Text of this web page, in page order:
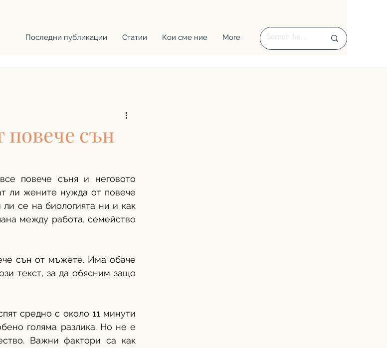
Последни публикации Статии Кои сме ние More
повече сън
повече съня и неговото
ли жените нужда от повече
се на биологията ни и как
между работа, семейство
сън от мъжете. Има обаче
текст, за да обясним защо
средно с около 11 минути
голяма разлика. Но не е
Важни фактори са как